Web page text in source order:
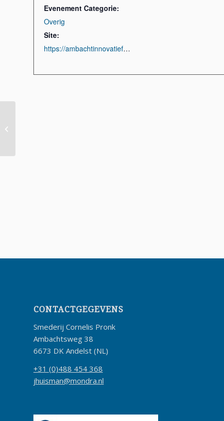
Evenement Categorie:
Overig
Site:
https://ambachtinnovatiefestival.nl/
CONTACTGEGEVENS
Smederij Cornelis Pronk
Ambachtsweg 38
6673 DK Andelst (NL)
+31 (0)488 454 368
jhuisman@mondra.nl